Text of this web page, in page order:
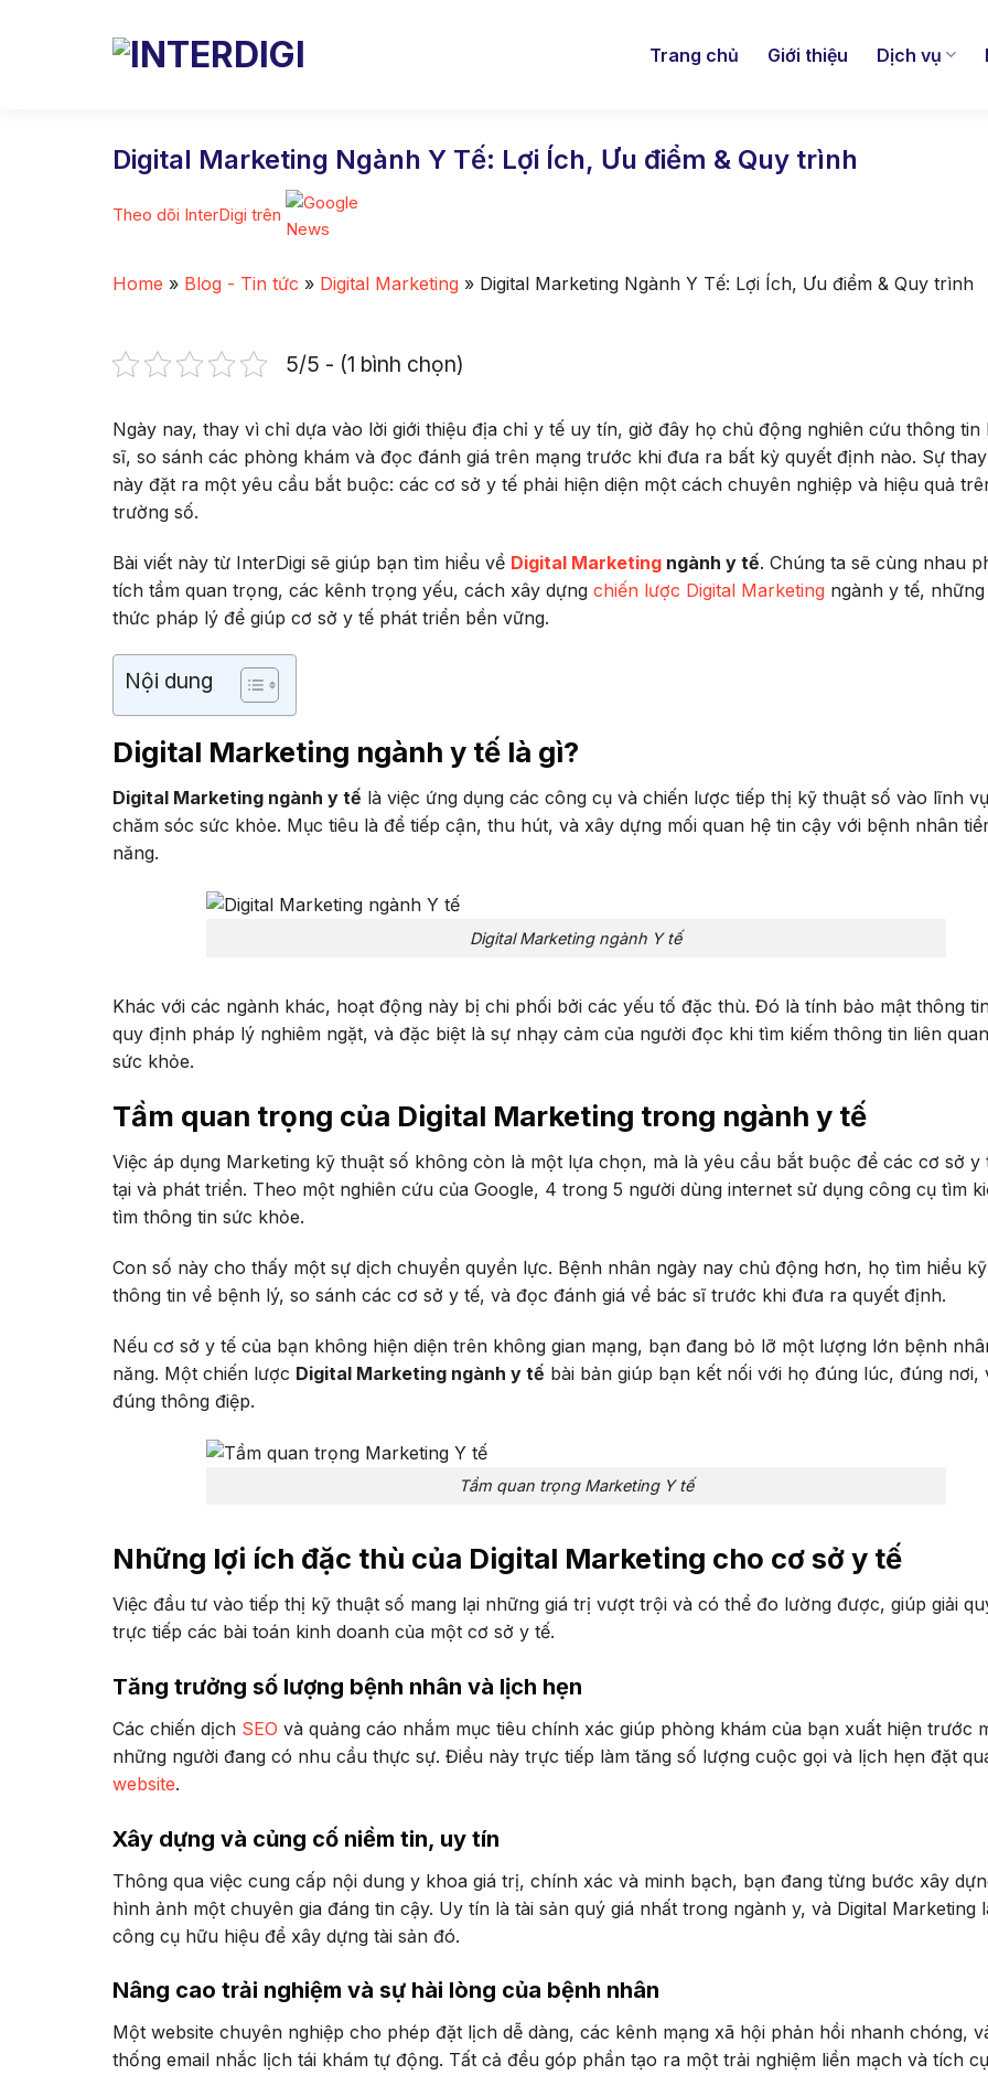
Trang chủ Giới thiệu Dịch vụ
Digital Marketing Ngành Y Tế: Lợi Ích, Ưu điểm & Quy trình
Theo dõi InterDigi trên
Home » Blog - Tin tức » Digital Marketing » Digital Marketing Ngành Y Tế: Lợi Ích, Ưu điểm & Quy trình
5/5 - (1 bình chọn)
Ngày nay, thay vì chỉ dựa vào lời giới thiệu địa chỉ y tế uy tín, giờ đây họ chủ động nghiên cứu thông tin
sĩ, so sánh các phòng khám và đọc đánh giá trên mạng trước khi đưa ra bất kỳ quyết định nào. Sự
này đặt ra một yêu cầu bắt buộc: các cơ sở y tế phải hiện diện một cách chuyên nghiệp và hiệu quả
trường số.
Bài viết này từ InterDigi sẽ giúp bạn tìm hiểu về Digital Marketing ngành y tế. Chúng ta sẽ cùng nhau
tích tầm quan trọng, các kênh trọng yếu, cách xây dựng chiến lược Digital Marketing ngành y tế,
thức pháp lý để giúp cơ sở y tế phát triển bền vững.
Nội dung
Digital Marketing ngành y tế là gì?
Digital Marketing ngành y tế là việc ứng dụng các công cụ và chiến lược tiếp thị kỹ thuật số vào lĩnh
chăm sóc sức khỏe. Mục tiêu là để tiếp cận, thu hút, và xây dựng mối quan hệ tin cậy với bệnh nhân
năng.
Digital Marketing ngành Y tế
Khác với các ngành khác, hoạt động này bị chi phối bởi các yếu tố đặc thù. Đó là tính bảo mật thông
quy định pháp lý nghiêm ngặt, và đặc biệt là sự nhạy cảm của người đọc khi tìm kiếm thông tin liên
sức khỏe.
Tầm quan trọng của Digital Marketing trong ngành y tế
Việc áp dụng Marketing kỹ thuật số không còn là một lựa chọn, mà là yêu cầu bắt buộc để các cơ sở y
tại và phát triển. Theo một nghiên cứu của Google, 4 trong 5 người dùng internet sử dụng công cụ tìm
tìm thông tin sức khỏe.
Con số này cho thấy một sự dịch chuyển quyền lực. Bệnh nhân ngày nay chủ động hơn, họ tìm hiểu kỹ
thông tin về bệnh lý, so sánh các cơ sở y tế, và đọc đánh giá về bác sĩ trước khi đưa ra quyết định.
Nếu cơ sở y tế của bạn không hiện diện trên không gian mạng, bạn đang bỏ lỡ một lượng lớn bệnh
năng. Một chiến lược Digital Marketing ngành y tế bài bản giúp bạn kết nối với họ đúng lúc, đúng nơi,
đúng thông điệp.
Tầm quan trọng Marketing Y tế
Những lợi ích đặc thù của Digital Marketing cho cơ sở y tế
Việc đầu tư vào tiếp thị kỹ thuật số mang lại những giá trị vượt trội và có thể đo lường được, giúp giải
trực tiếp các bài toán kinh doanh của một cơ sở y tế.
Tăng trưởng số lượng bệnh nhân và lịch hẹn
Các chiến dịch SEO và quảng cáo nhắm mục tiêu chính xác giúp phòng khám của bạn xuất hiện trước
những người đang có nhu cầu thực sự. Điều này trực tiếp làm tăng số lượng cuộc gọi và lịch hẹn đặt
website.
Xây dựng và củng cố niềm tin, uy tín
Thông qua việc cung cấp nội dung y khoa giá trị, chính xác và minh bạch, bạn đang từng bước xây
hình ảnh một chuyên gia đáng tin cậy. Uy tín là tài sản quý giá nhất trong ngành y, và Digital Marketing
công cụ hữu hiệu để xây dựng tài sản đó.
Nâng cao trải nghiệm và sự hài lòng của bệnh nhân
Một website chuyên nghiệp cho phép đặt lịch dễ dàng, các kênh mạng xã hội phản hồi nhanh chóng,
thống email nhắc lịch tái khám tự động. Tất cả đều góp phần tạo ra một trải nghiệm liền mạch và tích